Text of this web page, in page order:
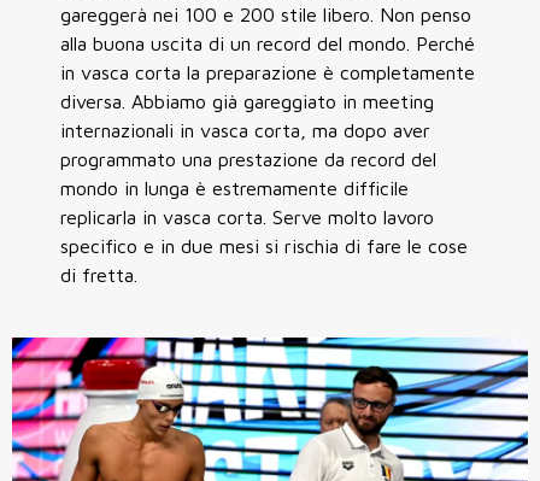
gareggerà nei 100 e 200 stile libero. Non penso
alla buona uscita di un record del mondo. Perché
in vasca corta la preparazione è completamente
diversa. Abbiamo già gareggiato in meeting
internazionali in vasca corta, ma dopo aver
programmato una prestazione da record del
mondo in lunga è estremamente difficile
replicarla in vasca corta. Serve molto lavoro
specifico e in due mesi si rischia di fare le cose
di fretta.